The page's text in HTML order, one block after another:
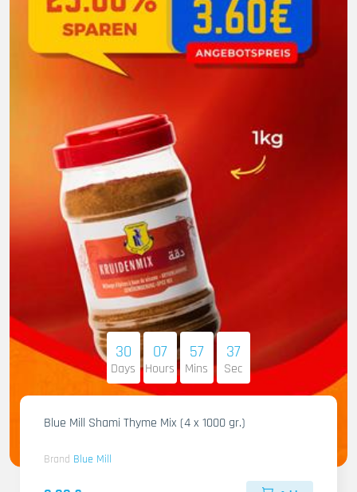
30
Days
07
Hours
57
Mins
35
Sec
Blue Mill Shami Thyme Mix (4 x 1000 gr.)
Brand Blue Mill